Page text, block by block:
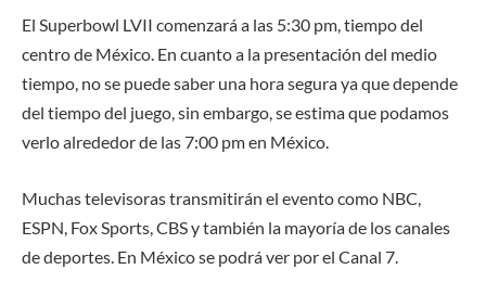
El Superbowl LVII comenzará a las 5:30 pm, tiempo del
centro de México. En cuanto a la presentación del medio
tiempo, no se puede saber una hora segura ya que depende
del tiempo del juego, sin embargo, se estima que podamos
verlo alrededor de las 7:00 pm en México.
Muchas televisoras transmitirán el evento como NBC,
ESPN, Fox Sports, CBS y también la mayoría de los canales
de deportes. En México se podrá ver por el Canal 7.